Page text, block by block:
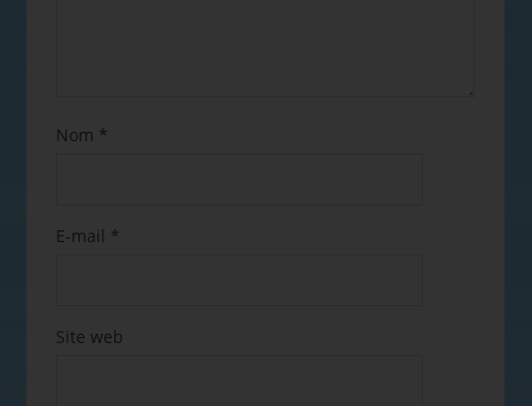
Nom *
E-mail *
Site web